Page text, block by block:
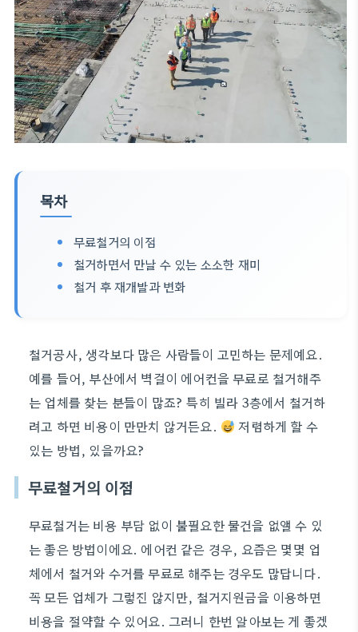
목차
무료철거의 이점
철거하면서 만날 수 있는 소소한 재미
철거 후 재개발과 변화
철거공사, 생각보다 많은 사람들이 고민하는 문제예요.
예를 들어, 부산에서 벽걸이 에어컨을 무료로 철거해주
는 업체를 찾는 분들이 많죠? 특히 빌라 3층에서 철거하
려고 하면 비용이 만만치 않거든요.
저렴하게 할 수
있는 방법, 있을까요?
무료철거의 이점
무료철거는 비용 부담 없이 불필요한 물건을 없앨 수 있
는 좋은 방법이에요. 에어컨 같은 경우, 요즘은 몇몇 업
체에서 철거와 수거를 무료로 해주는 경우도 많답니다.
꼭 모든 업체가 그렇진 않지만, 철거지원금을 이용하면
비용을 절약할 수 있어요. 그러니 한번 알아보는 게 좋겠